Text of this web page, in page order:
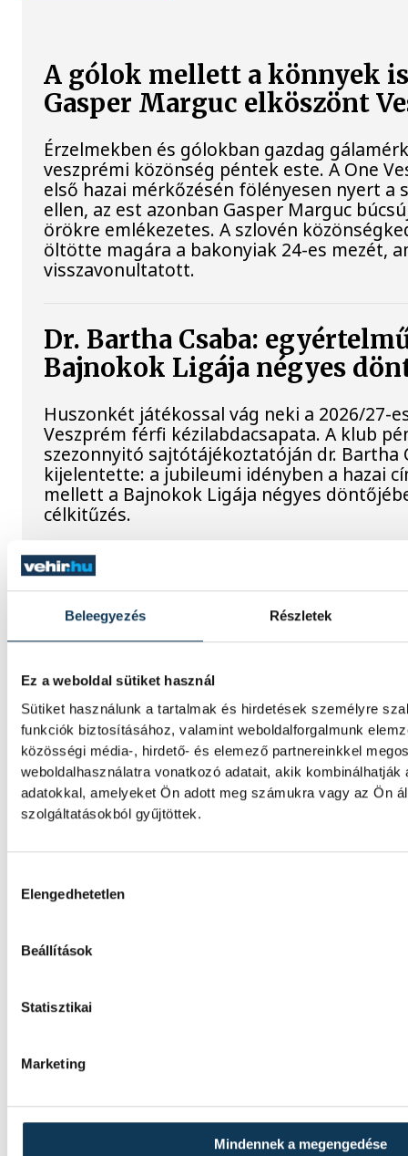
Beleegyezés Részletek
Ez a weboldal sütiket használ
Sütiket használunk a tartalmak és hirdetések személyre
funkciók biztosításához, valamint weboldalforgalmunk
közösségi média-, hirdető- és elemező partnereinkkel
weboldalhasználatra vonatkozó adatait, akik
adatokkal, amelyeket Ön adott meg számukra vagy az Ön
szolgáltatásokból gyűjtöttek.
Elengedhetetlen
Beállítások
Statisztikai
Marketing
Mindennek a megengedése
A gólok mellett a könnyek
Gasper Marguc elköszönt
Érzelmekben és gólokban gazdag
veszprémi közönség péntek este. A One
első hazai mérkőzésén fölényesen nyert a
ellen, az est azonban Gasper Marguc
örökre emlékezetes. A szlovén
öltötte magára a bakonyiak 24-es mezét,
visszavonultatott.
Dr. Bartha Csaba:
Bajnokok Ligája négyes
Huszonkét játékossal vág neki a 2026/27-
Veszprém férfi kézilabdacsapata. A klub
szezonnyitó sajtótájékoztatóján dr. Bartha
kijelentette: a jubileumi idényben a hazai
mellett a Bajnokok Ligája négyes
célkitűzés.
Betlehem Dávid: szeretem,
Betlehem Dávid azt mondta, kiváló
sikere kulcsának pedig azt tartja, hogy
olimpiai bronzérmes nyíltvízi úszó a
aranyérmét szerezte pénteken a párizsi
bajnokságon azzal, hogy megnyerte a
Betlehem Dávid Európa-
kieséses versenyben!
Betlehem Dávid aranyérmet nyert
bajnokságon. Rasovszky Kristóf
Gyurkovics a masters Eb
Az Európa-bajnoki és a grand master
Férfi kézilabda ifjúsági Eb:
elődöntőbe a magyar csapat